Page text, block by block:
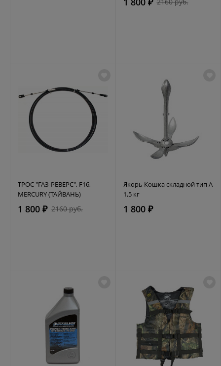
ТРОС "ГАЗ-РЕВЕРС", F16,
MERCURY (ТАЙВАНЬ)
1 800 ₽ 2160 руб.
Якорь Кошка складной тип А
1,5 кг
1 800 ₽